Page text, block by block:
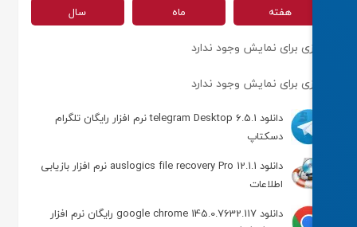
برای نمایش وجود ندارد
برای نمایش وجود ندارد
دانلود telegram Desktop 6.5.1 نرم افزار رایگان تلگرام
دسکتاپ
دانلود auslogics file recovery Pro 12.1.1 نرم افزار بازیابی
اطلاعات
دانلود google chrome 145.0.7632.117 رایگان نرم افزار